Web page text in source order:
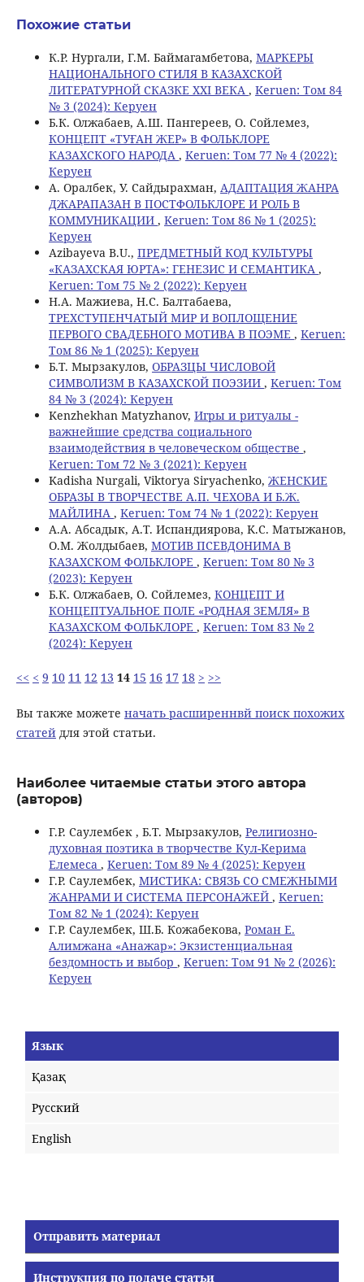
Похожие статьи
К.Р. Нургали, Г.М. Баймагамбетова, МАРКЕРЫ
НАЦИОНАЛЬНОГО СТИЛЯ В КАЗАХСКОЙ
ЛИТЕРАТУРНОЙ СКАЗКЕ XXI ВЕКА , Keruen: Том 84
№ 3 (2024): Керуен
Б.К. Олжабаев, А.Ш. Пангереев, О. Сойлемез,
КОНЦЕПТ «ТУҒАН ЖЕР» В ФОЛЬКЛОРЕ
КАЗАХСКОГО НАРОДА , Keruen: Том 77 № 4 (2022):
Керуен
А. Оралбек, У. Сайдырахман, АДАПТАЦИЯ ЖАНРА
ДЖАРАПАЗАН В ПОСТФОЛЬКЛОРЕ И РОЛЬ В
КОММУНИКАЦИИ , Keruen: Том 86 № 1 (2025):
Керуен
Azibayeva B.U., ПРЕДМЕТНЫЙ КОД КУЛЬТУРЫ
«КАЗАХСКАЯ ЮРТА»: ГЕНЕЗИС И СЕМАНТИКА ,
Keruen: Том 75 № 2 (2022): Керуен
Н.А. Мажиева, Н.С. Балтабаева,
ТРЕХСТУПЕНЧАТЫЙ МИР И ВОПЛОЩЕНИЕ
ПЕРВОГО СВАДЕБНОГО МОТИВА В ПОЭМЕ , Keruen:
Том 86 № 1 (2025): Керуен
Б.Т. Мырзакулов, ОБРАЗЦЫ ЧИСЛОВОЙ
СИМВОЛИЗМ В КАЗАХСКОЙ ПОЭЗИИ , Keruen: Том
84 № 3 (2024): Керуен
Kenzhekhan Matyzhanov, Игры и ритуалы -
важнейшие средства социального
взаимодействия в человеческом обществе ,
Keruen: Том 72 № 3 (2021): Керуен
Kadisha Nurgali, Viktorya Siryachenko, ЖЕНСКИЕ
ОБРАЗЫ В ТВОРЧЕСТВЕ А.П. ЧЕХОВА И Б.Ж.
МАЙЛИНА , Keruen: Том 74 № 1 (2022): Керуен
A.А. Абсадык, A.T. Испандиярова, K.С. Матыжанов,
О.М. Жолдыбаев, МОТИВ ПСЕВДОНИМА В
КАЗАХСКОМ ФОЛЬКЛОРЕ , Keruen: Том 80 № 3
(2023): Керуен
Б.К. Олжабаев, О. Сойлемез, КОНЦЕПТ И
КОНЦЕПТУАЛЬНОЕ ПОЛЕ «РОДНАЯ ЗЕМЛЯ» В
КАЗАХСКОМ ФОЛЬКЛОРЕ , Keruen: Том 83 № 2
(2024): Керуен
<< < 9 10 11 12 13 14 15 16 17 18 > >>
Вы также можете начать расширеннвй поиск похожих
статейдля этой статьи.
Наиболее читаемые статьи этого автора
(авторов)
Г.Р. Саулембек , Б.Т. Мырзакулов, Религиозно-
духовная поэтика в творчестве Kул-Kерима
Eлемеса , Keruen: Том 89 № 4 (2025): Керуен
Г.Р. Саулембек, МИСТИКА: СВЯЗЬ СО СМЕЖНЫМИ
ЖАНРАМИ И СИСТЕМА ПЕРСОНАЖЕЙ , Keruen:
Том 82 № 1 (2024): Керуен
Г.Р. Саулембек, Ш.Б. Кожабекова, Роман Е.
Алимжана «Анажар»: Экзистенциальная
бездомность и выбор , Keruen: Том 91 № 2 (2026):
Керуен
Язык
Қазақ
Русский
English
Отправить материал
Инструкция по подаче статьи